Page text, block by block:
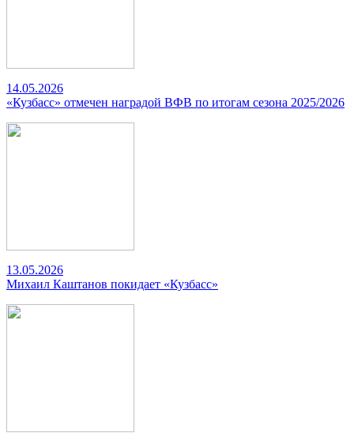
14.05.2026
«Кузбасс» отмечен наградой ВФВ по итогам сезона 2025/2026
13.05.2026
Михаил Каштанов покидает «Кузбасс»